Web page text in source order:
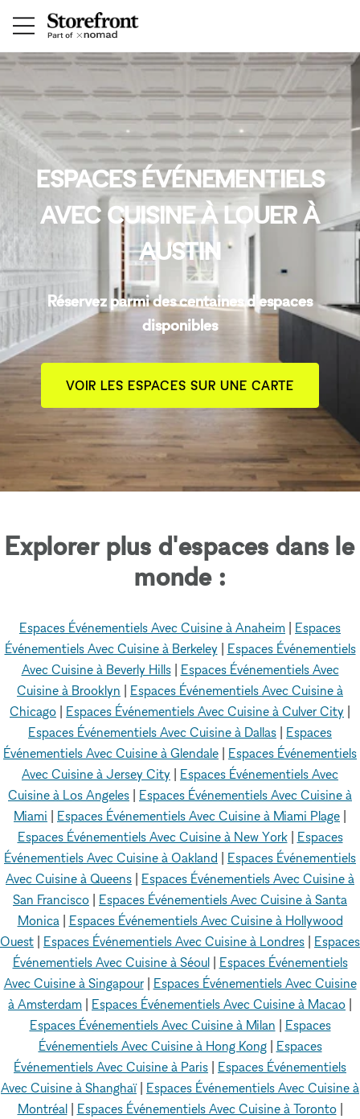
ESPACES ÉVÉNEMENTIELS
AVEC CUISINE À LOUER À
AUSTIN
Réservez parmi des centaines d'espaces
disponibles
VOIR LES ESPACES SUR UNE CARTE
Explorer plus d'espaces dans le
monde :
Espaces Événementiels Avec Cuisine à Anaheim
Espaces
Événementiels Avec Cuisine à Berkeley
Espaces Événementiels
Avec Cuisine à Beverly Hills| Espaces Événementiels Avec
Cuisine à Brooklyn
Espaces Événementiels Avec Cuisine à
Chicago
Espaces Événementiels Avec Cuisine à Culver City
Espaces Événementiels Avec Cuisine à Dallas
Espaces
Événementiels Avec Cuisine à Glendale
Espaces Événementiels
Avec Cuisine à Jersey City
Espaces Événementiels Avec
Cuisine à Los Angeles
Espaces Événementiels Avec Cuisine à
Miami
Espaces Événementiels Avec Cuisine à Miami Plage
Espaces Événementiels Avec Cuisine à New York| Espaces
Événementiels Avec Cuisine à Oakland
Espaces Événementiels
Avec Cuisine à Queens
Espaces Événementiels Avec Cuisine à
San Francisco
Espaces Événementiels Avec Cuisine à Santa
Monica| Espaces Événementiels Avec Cuisine à Hollywood
Ouest
Espaces Événementiels Avec Cuisine à Londres
Espaces
Événementiels Avec Cuisine à Séoul| Espaces Événementiels
Avec Cuisine à Singapour| Espaces Événementiels Avec Cuisine
à Amsterdam
Espaces Événementiels Avec Cuisine à Macao
Espaces Événementiels Avec Cuisine à Milan
Espaces
Événementiels Avec Cuisine à Hong Kong| Espaces
Événementiels Avec Cuisine à Paris
Espaces Événementiels
Avec Cuisine à Shanghaï| Espaces Événementiels Avec Cuisine à
Montréal| Espaces Événementiels Avec Cuisine à Toronto|